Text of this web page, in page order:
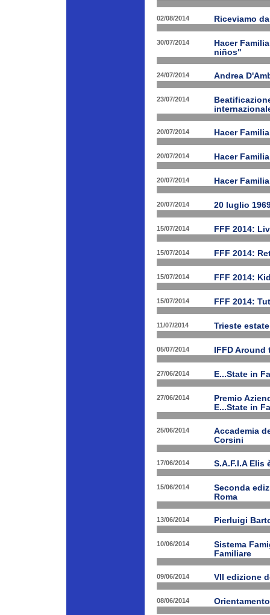
02/08/2014 Riceviamo
30/07/2014
Hacer
niños"
24/07/2014 Andrea
23/07/2014
20/07/2014 Hacer
20/07/2014 Hacer
20/07/2014 Hacer
20/07/2014 20 luglio
15/07/2014 FFF 2014:
15/07/2014 FFF 2014:
15/07/2014 FFF 2014:
15/07/2014 FFF 2014:
11/07/2014 Trieste
05/07/2014 IFFD
27/06/2014 E...State in
27/06/2014
Premio
E...State in
25/06/2014
Accademia
Corsini
17/06/2014 S.A.F.I.A Elis
15/06/2014
Seconda
Roma
13/06/2014 Pierluigi
10/06/2014
Sistema
Familiare
09/06/2014 VII edizione
08/06/2014